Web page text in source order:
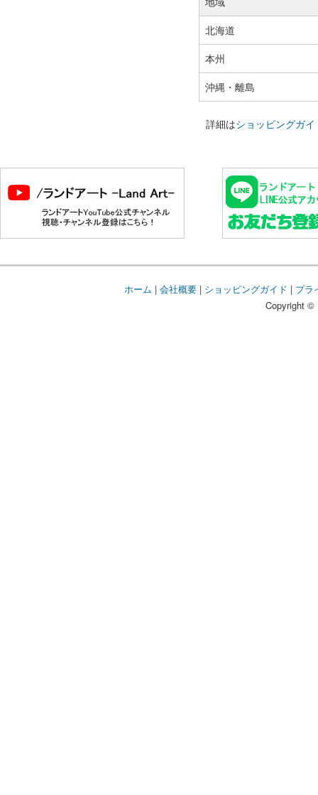
北海道
本州
沖縄・離島
詳細はショッピングガイ
ホーム | 会社概要| ショッピングガイド | プラ
Copyright ©